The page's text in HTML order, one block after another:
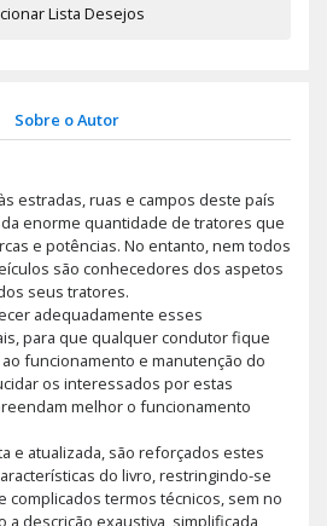
Lista Desejos
Sobre o Autor
estradas, ruas e campos deste país
enorme quantidade de tratores que
e potências. No entanto, nem todos
são conhecedores dos aspetos
seus tratores.
adequadamente esses
para que qualquer condutor fique
funcionamento e manutenção do
os interessados por estas
melhor o funcionamento
e atualizada, são reforçados estes
do livro, restringindo-se
complicados termos técnicos, sem no
descrição exaustiva, simplificada